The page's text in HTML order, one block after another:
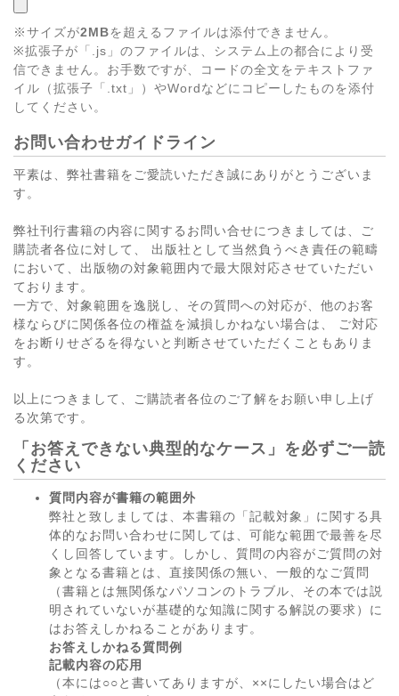
※サイズが2MBを超えるファイルは添付できません。
※拡張子が「.js」のファイルは、システム上の都合により受
信できません。お手数ですが、コードの全文をテキストファ
イル（拡張子「.txt」）やWordなどにコピーしたものを添付
してください。
お問い合わせガイドライン
平素は、弊社書籍をご愛読いただき誠にありがとうございま
す。
弊社刊行書籍の内容に関するお問い合せにつきましては、ご
購読者各位に対して、 出版社として当然負うべき責任の範疇
において、出版物の対象範囲内で最大限対応させていただい
ております。
一方で、対象範囲を逸脱し、その質問への対応が、他のお客
様ならびに関係各位の権益を減損しかねない場合は、 ご対応
をお断りせざるを得ないと判断させていただくこともありま
す。
以上につきまして、ご購読者各位のご了解をお願い申し上げ
る次第です。
「お答えできない典型的なケース」を必ずご一読
ください
質問内容が書籍の範囲外
弊社と致しましては、本書籍の「記載対象」に関する具
体的なお問い合わせに関しては、可能な範囲で最善を尽
くし回答しています。しかし、質問の内容がご質問の対
象となる書籍とは、直接関係の無い、一般的なご質問
（書籍とは無関係なパソコンのトラブル、その本では説
明されていないが基礎的な知識に関する解説の要求）に
はお答えしかねることがあります。
お答えしかねる質問例
記載内容の応用
（本には○○と書いてありますが、××にしたい場合はど